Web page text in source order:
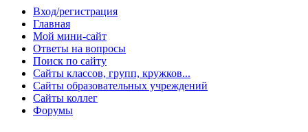
Вход/регистрация
Главная
Мой мини-сайт
Ответы на вопросы
Поиск по сайту
Сайты классов, групп, кружков...
Сайты образовательных учреждений
Сайты коллег
Форумы